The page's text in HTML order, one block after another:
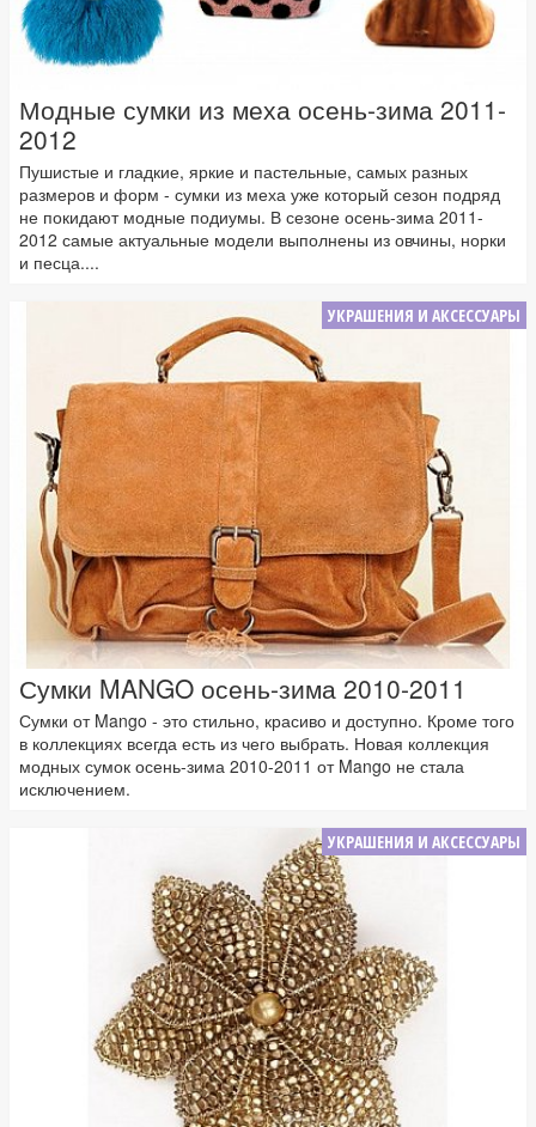
Модные сумки из меха осень-зима 2011-
2012
Пушистые и гладкие, яркие и пастельные, самых разных
размеров и форм - сумки из меха уже который сезон подряд
не покидают модные подиумы. В сезоне осень-зима 2011-
2012 самые актуальные модели выполнены из овчины, норки
и песца....
УКРАШЕНИЯ И АКСЕССУАРЫ
Сумки MANGO осень-зима 2010-2011
Сумки от Mango - это стильно, красиво и доступно. Кроме того
в коллекциях всегда есть из чего выбрать. Новая коллекция
модных сумок осень-зима 2010-2011 от Mango не стала
исключением.
УКРАШЕНИЯ И АКСЕССУАРЫ